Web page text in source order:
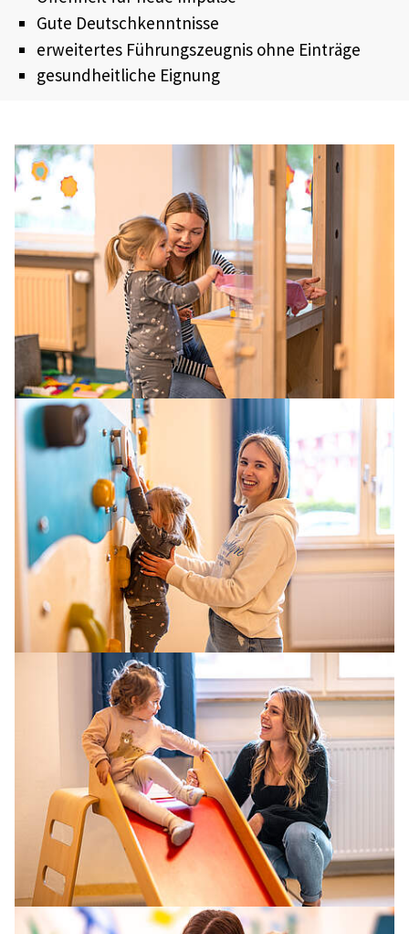
Gute Deutschkenntnisse
erweitertes Führungszeugnis ohne Einträge
gesundheitliche Eignung